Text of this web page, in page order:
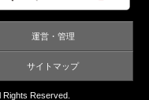
運営・管理
サイトマップ
Rights Reserved.